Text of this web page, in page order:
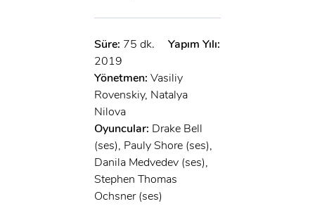
Süre: 75 dk.
Yapım Yılı:
2019
Yönetmen: Vasiliy
Rovenskiy, Natalya
Nilova
Oyuncular: Drake Bell
(ses), Pauly Shore (ses),
Danila Medvedev (ses),
Stephen Thomas
Ochsner (ses)